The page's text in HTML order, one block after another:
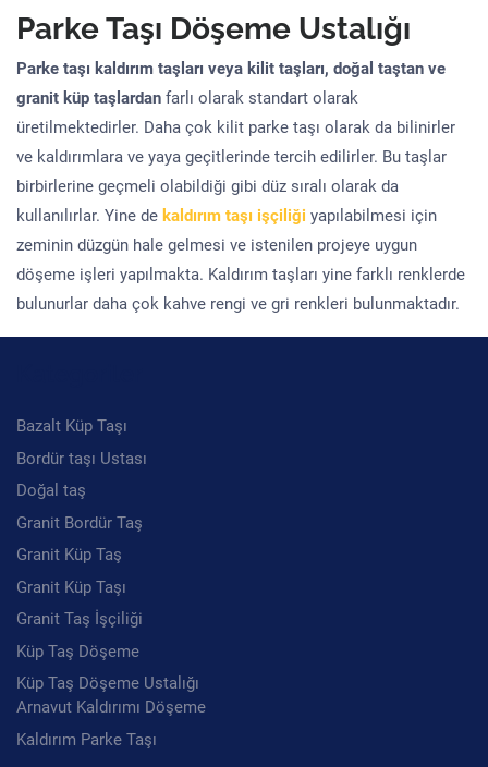
Parke Taşı Döşeme Ustalığı
Parke taşı kaldırım taşları veya kilit taşları, doğal taştan ve
granit küp taşlardan farlı olarak standart olarak
üretilmektedirler. Daha çok kilit parke taşı olarak da bilinirler
ve kaldırımlara ve yaya geçitlerinde tercih edilirler. Bu taşlar
birbirlerine geçmeli olabildiği gibi düz sıralı olarak da
kullanılırlar. Yine de kaldırım taşı işçiliği yapılabilmesi için
zeminin düzgün hale gelmesi ve istenilen projeye uygun
döşeme işleri yapılmakta. Kaldırım taşları yine farklı renklerde
bulunurlar daha çok kahve rengi ve gri renkleri bulunmaktadır.
Bazalt Küp Taşı
Bordür taşı Ustası
Doğal taş
Granit Bordür Taş
Granit Küp Taş
Granit Küp Taşı
Granit Taş İşçiliği
Küp Taş Döşeme
Küp Taş Döşeme Ustalığı
Arnavut Kaldırımı Döşeme
Kaldırım Parke Taşı